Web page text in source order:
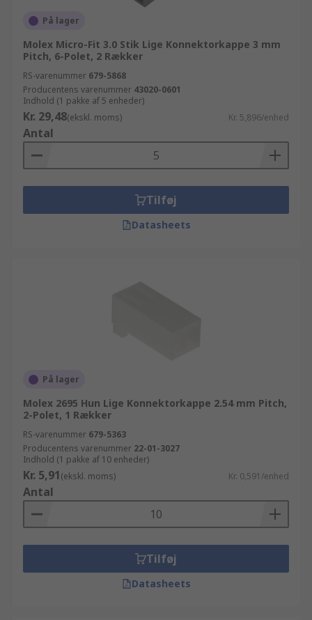
På lager
Molex Micro-Fit 3.0 Stik Lige Konnektorkappe 3 mm
Pitch, 6-Polet, 2 Rækker
RS-varenummer 679-5868
Producentens varenummer 43020-0601
Indhold (1 pakke af 5 enheder)
Kr. 29,48(ekskl. moms) Kr. 5,896/enhed
Antal
Tilføj
Datasheets
På lager
Molex 2695 Hun Lige Konnektorkappe 2.54 mm Pitch,
2-Polet, 1 Rækker
RS-varenummer 679-5363
Producentens varenummer 22-01-3027
Indhold (1 pakke af 10 enheder)
Kr. 5,91(ekskl. moms) Kr. 0,591/enhed
Antal
Tilføj
Datasheets